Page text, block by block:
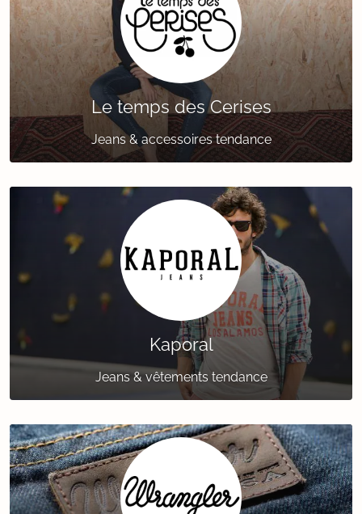
Le temps des Cerises
Jeans & accessoires tendance
Kaporal
Jeans & vêtements tendance